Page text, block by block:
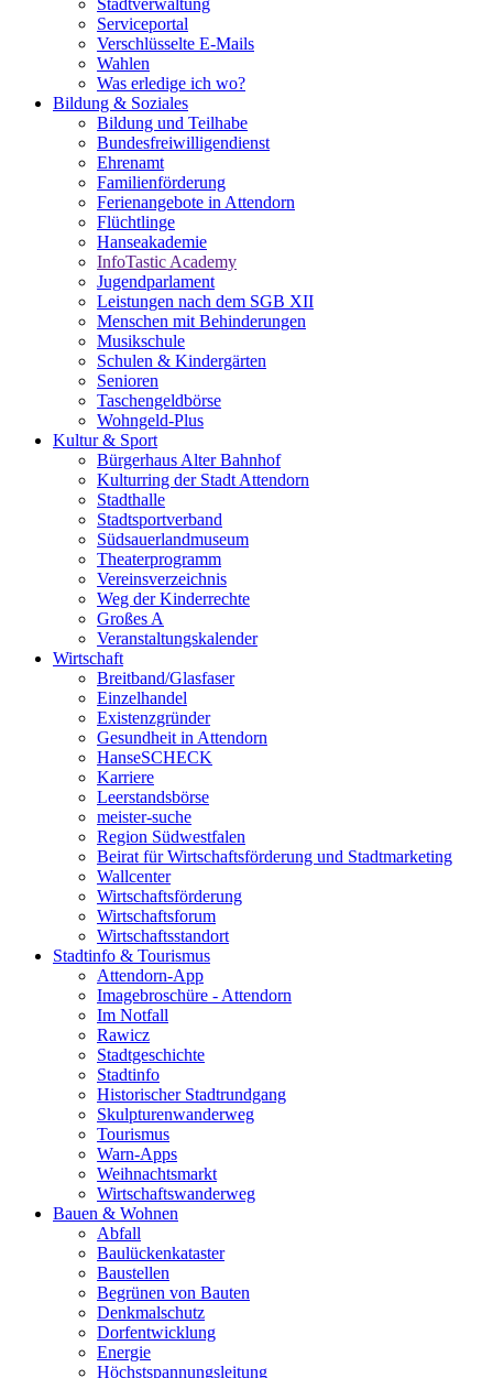
Stadtverwaltung
Serviceportal
Verschlüsselte E-Mails
Wahlen
Was erledige ich wo?
Bildung & Soziales
Bildung und Teilhabe
Bundesfreiwilligendienst
Ehrenamt
Familienförderung
Ferienangebote in Attendorn
Flüchtlinge
Hanseakademie
InfoTastic Academy
Jugendparlament
Leistungen nach dem SGB XII
Menschen mit Behinderungen
Musikschule
Schulen & Kindergärten
Senioren
Taschengeldbörse
Wohngeld-Plus
Kultur & Sport
Bürgerhaus Alter Bahnhof
Kulturring der Stadt Attendorn
Stadthalle
Stadtsportverband
Südsauerlandmuseum
Theaterprogramm
Vereinsverzeichnis
Weg der Kinderrechte
Großes A
Veranstaltungskalender
Wirtschaft
Breitband/Glasfaser
Einzelhandel
Existenzgründer
Gesundheit in Attendorn
HanseSCHECK
Karriere
Leerstandsbörse
meister-suche
Region Südwestfalen
Beirat für Wirtschaftsförderung und Stadtmarketing
Wallcenter
Wirtschaftsförderung
Wirtschaftsforum
Wirtschaftsstandort
Stadtinfo & Tourismus
Attendorn-App
Imagebroschüre - Attendorn
Im Notfall
Rawicz
Stadtgeschichte
Stadtinfo
Historischer Stadtrundgang
Skulpturenwanderweg
Tourismus
Warn-Apps
Weihnachtsmarkt
Wirtschaftswanderweg
Bauen & Wohnen
Abfall
Baulückenkataster
Baustellen
Begrünen von Bauten
Denkmalschutz
Dorfentwicklung
Energie
Höchstspannungsleitung